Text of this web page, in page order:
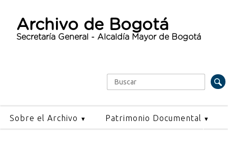
Archivo de Bogotá
Secretaría General - Alcaldía Mayor de Bogotá
Formulario de búsqueda
Buscar
Sobre el Archivo Patrimonio Documental